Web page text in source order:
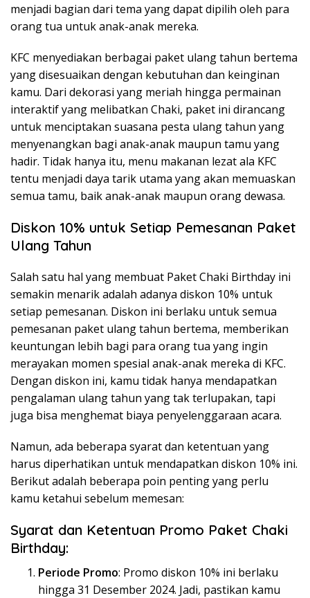
menjadi bagian dari tema yang dapat dipilih oleh para
orang tua untuk anak-anak mereka.
KFC menyediakan berbagai paket ulang tahun bertema
yang disesuaikan dengan kebutuhan dan keinginan
kamu. Dari dekorasi yang meriah hingga permainan
interaktif yang melibatkan Chaki, paket ini dirancang
untuk menciptakan suasana pesta ulang tahun yang
menyenangkan bagi anak-anak maupun tamu yang
hadir. Tidak hanya itu, menu makanan lezat ala KFC
tentu menjadi daya tarik utama yang akan memuaskan
semua tamu, baik anak-anak maupun orang dewasa.
Diskon 10% untuk Setiap Pemesanan Paket
Ulang Tahun
Salah satu hal yang membuat Paket Chaki Birthday ini
semakin menarik adalah adanya diskon 10% untuk
setiap pemesanan. Diskon ini berlaku untuk semua
pemesanan paket ulang tahun bertema, memberikan
keuntungan lebih bagi para orang tua yang ingin
merayakan momen spesial anak-anak mereka di KFC.
Dengan diskon ini, kamu tidak hanya mendapatkan
pengalaman ulang tahun yang tak terlupakan, tapi
juga bisa menghemat biaya penyelenggaraan acara.
Namun, ada beberapa syarat dan ketentuan yang
harus diperhatikan untuk mendapatkan diskon 10% ini.
Berikut adalah beberapa poin penting yang perlu
kamu ketahui sebelum memesan:
Syarat dan Ketentuan Promo Paket Chaki
Birthday:
Periode Promo: Promo diskon 10% ini berlaku
hingga 31 Desember 2024. Jadi, pastikan kamu